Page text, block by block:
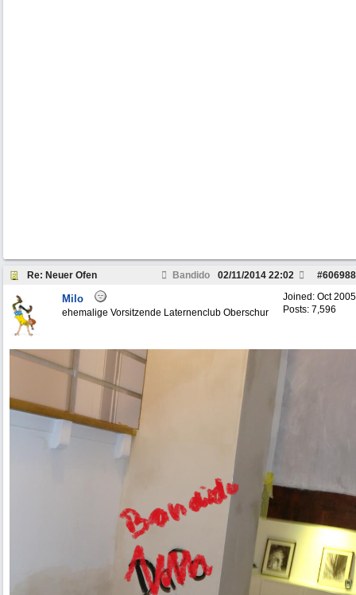
Re: Neuer Ofen Bandido #606988
02/11/2014 22:02
Joined: Oct 2005
Posts: 7,596
Milo
ehemalige Vorsitzende Laternenclub Oberschur